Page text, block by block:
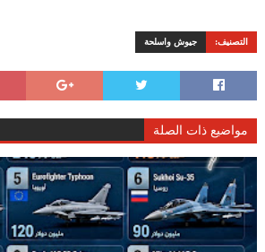
التصنيف: جيوش واسلحة
مواضيع ذات الصلة